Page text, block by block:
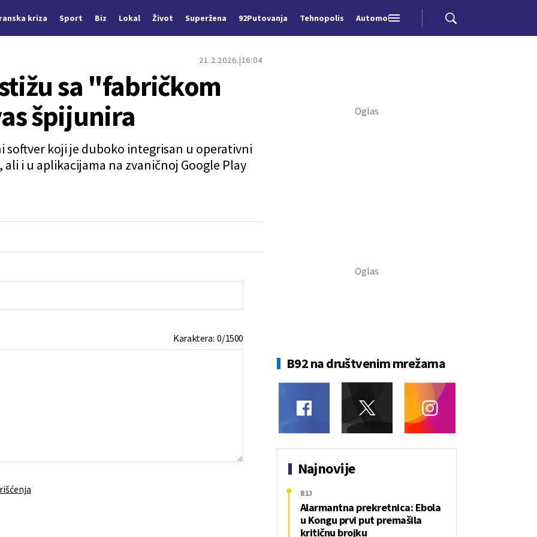
kriza Sport Biz Lokal Život Superžena 92Putovanja Tehnopolis Automobili
21.2.2026. 16:04
sa "fabričkom
špijunira
koji je duboko integrisan u operativni
i u aplikacijama na zvaničnoj Google Play
Karaktera:0/1500
B92 na društvenim mrežama
Najnovije
Alarmantna prekretnica: Ebola
u Kongu prvi put premašila
kritičnu brojku
8:13